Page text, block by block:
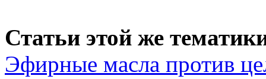
Статьи этой же
Эфирные масла против